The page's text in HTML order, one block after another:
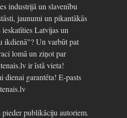
industrijā un slavenību
jaunumi un pikantākās
Latvijas un
ikdienā"? Un varbūt pat
lomā un ziņot par
ir īstā vieta!
dienai garantēta! E-pasts
pieder publikāciju autoriem.